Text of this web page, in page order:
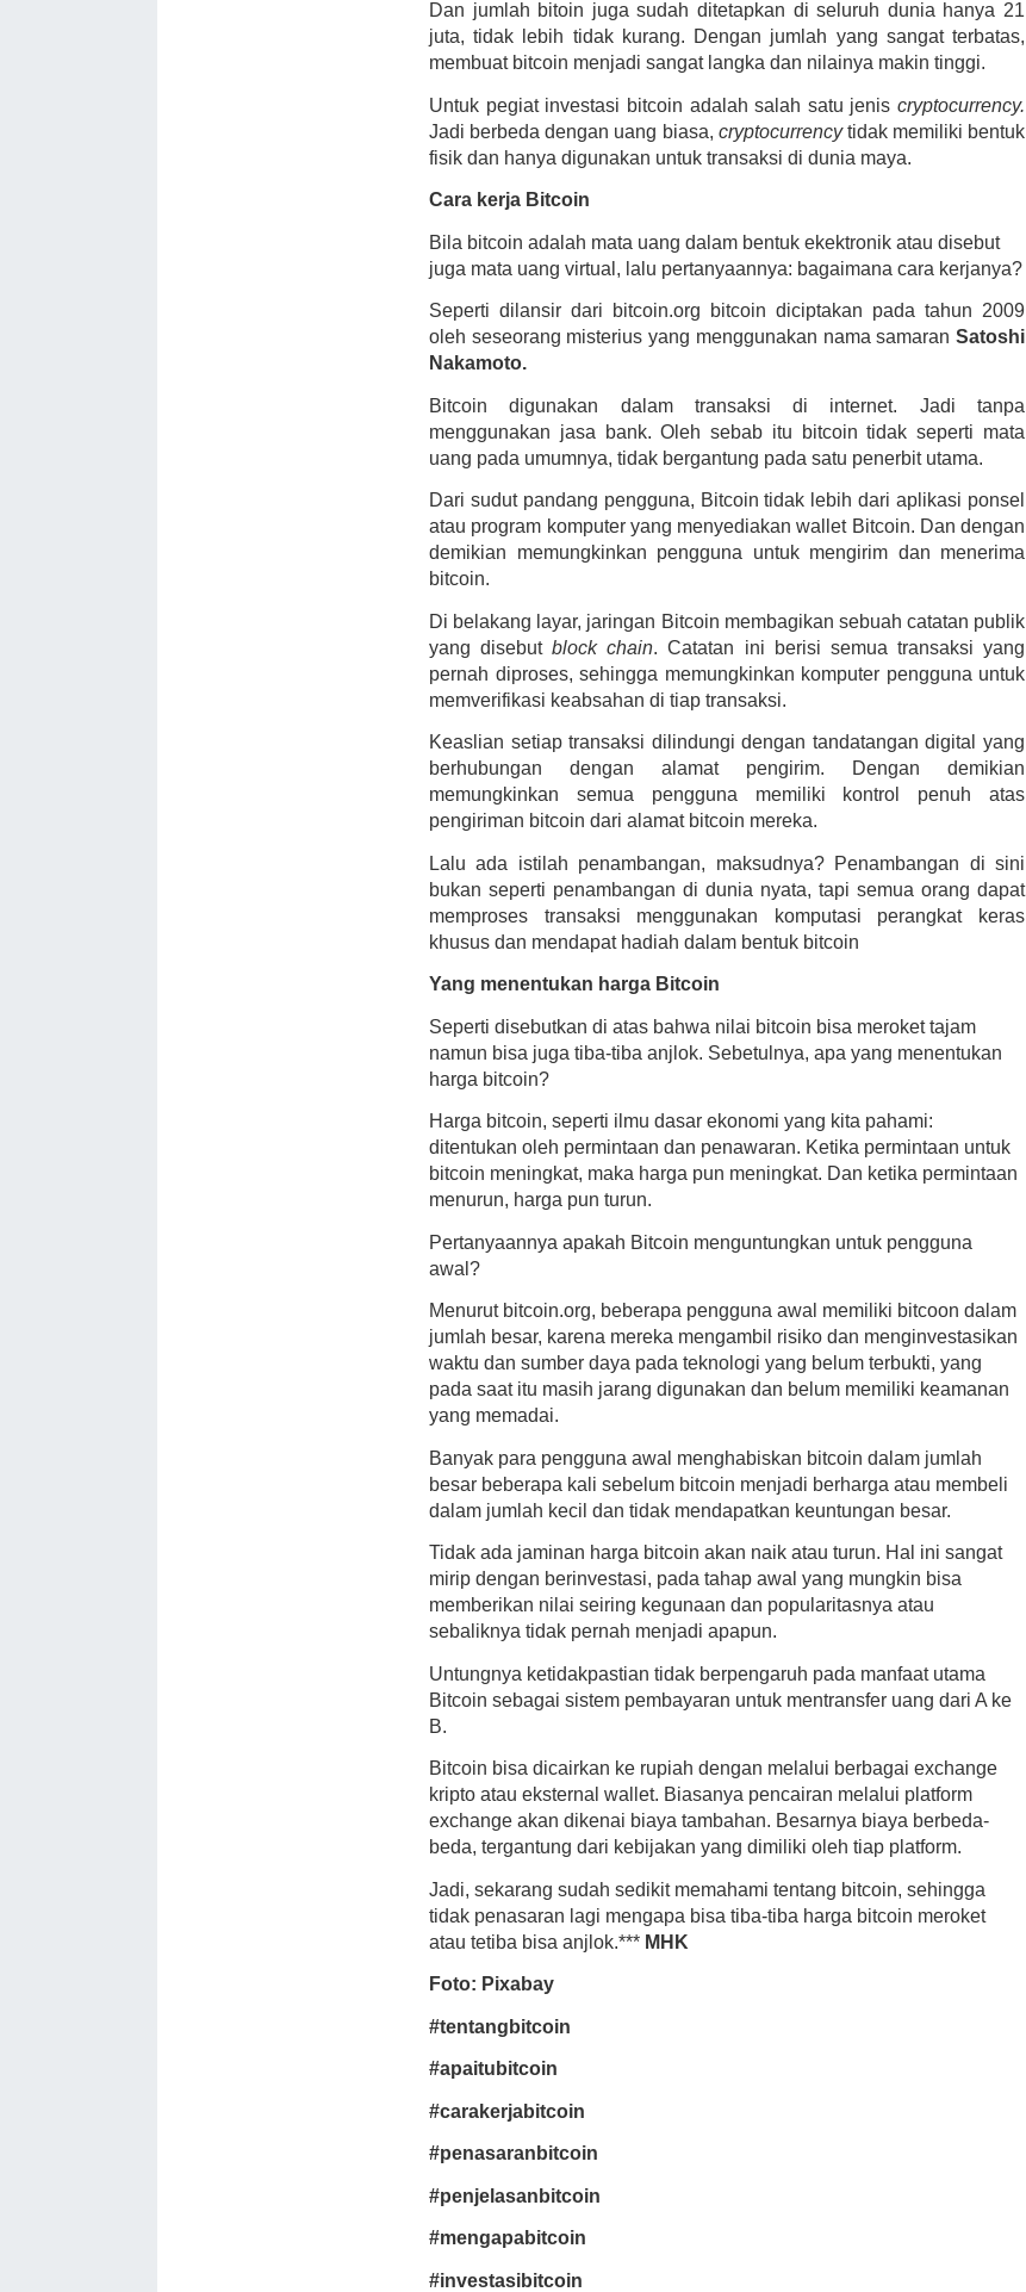
Dan jumlah bitoin juga sudah ditetapkan di seluruh dunia hanya 21
juta, tidak lebih tidak kurang. Dengan jumlah yang sangat terbatas,
membuat bitcoin menjadi sangat langka dan nilainya makin tinggi.
Untuk pegiat investasi bitcoin adalah salah satu jenis cryptocurrency.
Jadi berbeda dengan uang biasa, cryptocurrencytidak memiliki bentuk
fisik dan hanya digunakan untuk transaksi di dunia maya.
Cara kerja Bitcoin
Bila bitcoin adalah mata uang dalam bentuk ekektronik atau disebut
juga mata uang virtual, lalu pertanyaannya: bagaimana cara kerjanya?
Seperti dilansir dari bitcoin.org bitcoin diciptakan pada tahun 2009
oleh seseorang misterius yang menggunakan nama samaran Satoshi
Nakamoto.
Bitcoin digunakan dalam transaksi di internet. Jadi tanpa
menggunakan jasa bank. Oleh sebab itu bitcoin tidak seperti mata
uang pada umumnya, tidak bergantung pada satu penerbit utama.
Dari sudut pandang pengguna, Bitcoin tidak lebih dari aplikasi ponsel
atau program komputer yang menyediakan wallet Bitcoin. Dan dengan
demikian memungkinkan pengguna untuk mengirim dan menerima
bitcoin.
Di belakang layar, jaringan Bitcoin membagikan sebuah catatan publik
yang disebutblock chain. Catatan ini berisi semua transaksi yang
pernah diproses, sehingga memungkinkan komputer pengguna untuk
memverifikasi keabsahan di tiap transaksi.
Keaslian setiap transaksi dilindungi dengan tandatangan digital yang
berhubungan dengan alamat pengirim. Dengan demikian
memungkinkan semua pengguna memiliki kontrol penuh atas
pengiriman bitcoin dari alamat bitcoin mereka.
Lalu ada istilah penambangan, maksudnya? Penambangan di sini
bukan seperti penambangan di dunia nyata, tapi semua orang dapat
memproses transaksi menggunakan komputasi perangkat keras
khusus dan mendapat hadiah dalam bentuk bitcoin
Yang menentukan harga Bitcoin
Seperti disebutkan di atas bahwa nilai bitcoin bisa meroket tajam
namun bisa juga tiba-tiba anjlok. Sebetulnya, apa yang menentukan
harga bitcoin?
Harga bitcoin, seperti ilmu dasar ekonomi yang kita pahami:
ditentukan oleh permintaan dan penawaran. Ketika permintaan untuk
bitcoin meningkat, maka harga pun meningkat. Dan ketika permintaan
menurun, harga pun turun.
Pertanyaannya apakah Bitcoin menguntungkan untuk pengguna
awal?
Menurut bitcoin.org, beberapa pengguna awal memiliki bitcoon dalam
jumlah besar, karena mereka mengambil risiko dan menginvestasikan
waktu dan sumber daya pada teknologi yang belum terbukti, yang
pada saat itu masih jarang digunakan dan belum memiliki keamanan
yang memadai.
Banyak para pengguna awal menghabiskan bitcoin dalam jumlah
besar beberapa kali sebelum bitcoin menjadi berharga atau membeli
dalam jumlah kecil dan tidak mendapatkan keuntungan besar.
Tidak ada jaminan harga bitcoin akan naik atau turun. Hal ini sangat
mirip dengan berinvestasi, pada tahap awal yang mungkin bisa
memberikan nilai seiring kegunaan dan popularitasnya atau
sebaliknya tidak pernah menjadi apapun.
Untungnya ketidakpastian tidak berpengaruh pada manfaat utama
Bitcoin sebagai sistem pembayaran untuk mentransfer uang dari A ke
B.
Bitcoin bisa dicairkan ke rupiah dengan melalui berbagai exchange
kripto atau eksternal wallet. Biasanya pencairan melalui platform
exchange akan dikenai biaya tambahan. Besarnya biaya berbeda-
beda, tergantung dari kebijakan yang dimiliki oleh tiap platform.
Jadi, sekarang sudah sedikit memahami tentang bitcoin, sehingga
tidak penasaran lagi mengapa bisa tiba-tiba harga bitcoin meroket
atau tetiba bisa anjlok.*** MHK
Foto: Pixabay
#tentangbitcoin
#apaitubitcoin
#carakerjabitcoin
#penasaranbitcoin
#penjelasanbitcoin
#mengapabitcoin
#investasibitcoin